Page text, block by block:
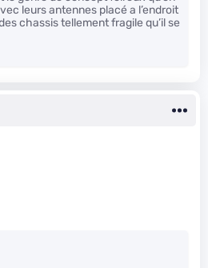
leurs antennes placé a l’endroit
chassis tellement fragile qu’il se